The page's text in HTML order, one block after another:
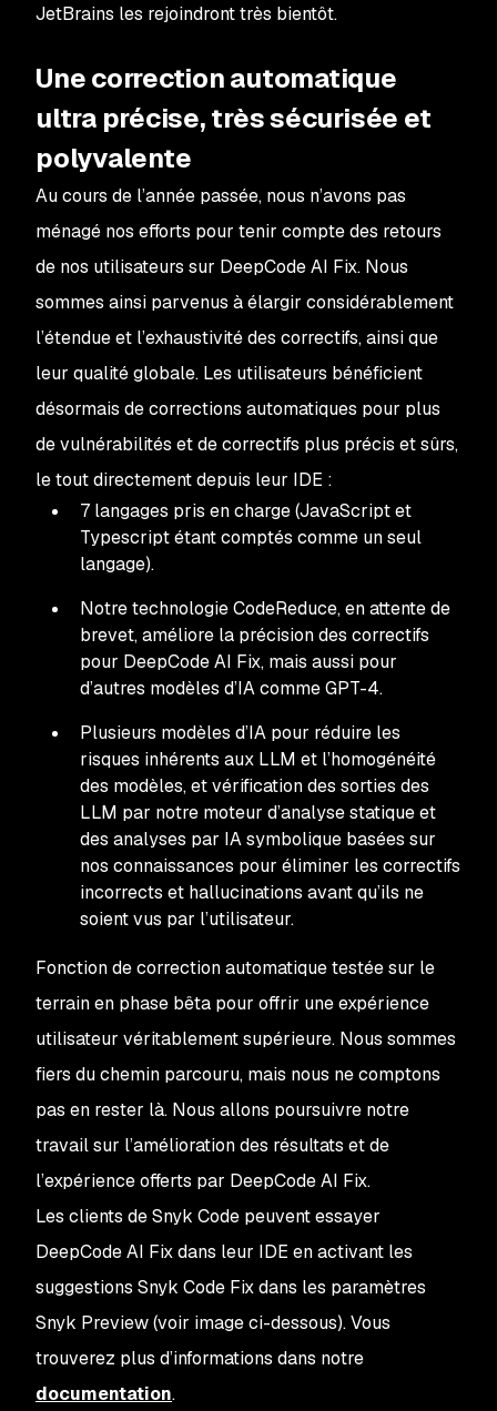
JetBrains les rejoindront très bientôt.
Une correction automatique
ultra précise, très sécurisée et
polyvalente
Au cours de l’année passée, nous n’avons pas
ménagé nos efforts pour tenir compte des retours
de nos utilisateurs sur DeepCode AI Fix. Nous
sommes ainsi parvenus à élargir considérablement
l’étendue et l’exhaustivité des correctifs, ainsi que
leur qualité globale. Les utilisateurs bénéficient
désormais de corrections automatiques pour plus
de vulnérabilités et de correctifs plus précis et sûrs,
le tout directement depuis leur IDE :
7 langages pris en charge (JavaScript et
Typescript étant comptés comme un seul
langage).
Notre technologie CodeReduce, en attente de
brevet, améliore la précision des correctifs
pour DeepCode AI Fix, mais aussi pour
d’autres modèles d’IA comme GPT-4.
Plusieurs modèles d’IA pour réduire les
risques inhérents aux LLM et l’homogénéité
des modèles, et vérification des sorties des
LLM par notre moteur d’analyse statique et
des analyses par IA symbolique basées sur
nos connaissances pour éliminer les correctifs
incorrects et hallucinations avant qu’ils ne
soient vus par l’utilisateur.
Fonction de correction automatique testée sur le
terrain en phase bêta pour offrir une expérience
utilisateur véritablement supérieure. Nous sommes
fiers du chemin parcouru, mais nous ne comptons
pas en rester là. Nous allons poursuivre notre
travail sur l’amélioration des résultats et de
l’expérience offerts par DeepCode AI Fix.
Les clients de Snyk Code peuvent essayer
DeepCode AI Fix dans leur IDE en activant les
suggestions Snyk Code Fix dans les paramètres
Snyk Preview (voir image ci-dessous). Vous
trouverez plus d’informations dans notre
documentation.